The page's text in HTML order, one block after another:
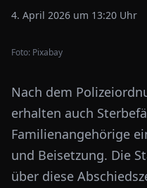
4. April 2026 um 13:20 Uhr
Foto: Pixabay
Nach dem
erhalten auch
Familienangehörige
und Beisetzung. Die
über diese